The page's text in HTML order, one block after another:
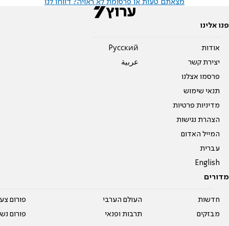
מצאתם טעות או פרסומת לא ראויה? דווחו לנו
פנו אלינו
אודות
יצירת קשר
פרסמו אצלנו
תנאי שימוש
מדיניות פרטיות
הצהרת נגישות
המייל האדום
עברית
English
Pусский
عربية
מדורים
חדשות
מבזקים
העולם הערבי
תרבות ופנאי
פורום
פורום